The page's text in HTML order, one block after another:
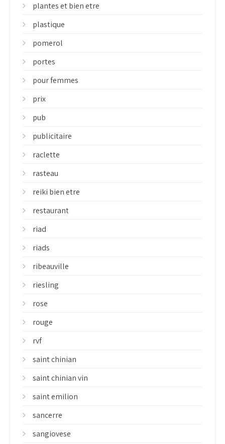
plantes et bien etre
plastique
pomerol
portes
pour femmes
prix
pub
publicitaire
raclette
rasteau
reiki bien etre
restaurant
riad
riads
ribeauville
riesling
rose
rouge
rvf
saint chinian
saint chinian vin
saint emilion
sancerre
sangiovese